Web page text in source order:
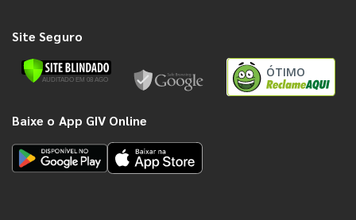
Site Seguro
ÓTIMO
Baixe o App GIV Online